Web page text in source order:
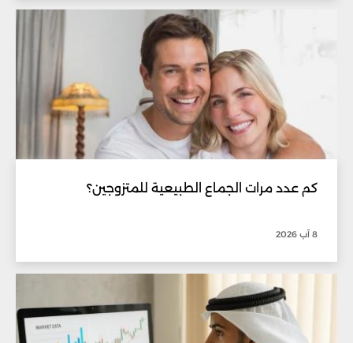
كم عدد مرات الجماع الطبيعية للمتزوجين؟
8 آب 2026